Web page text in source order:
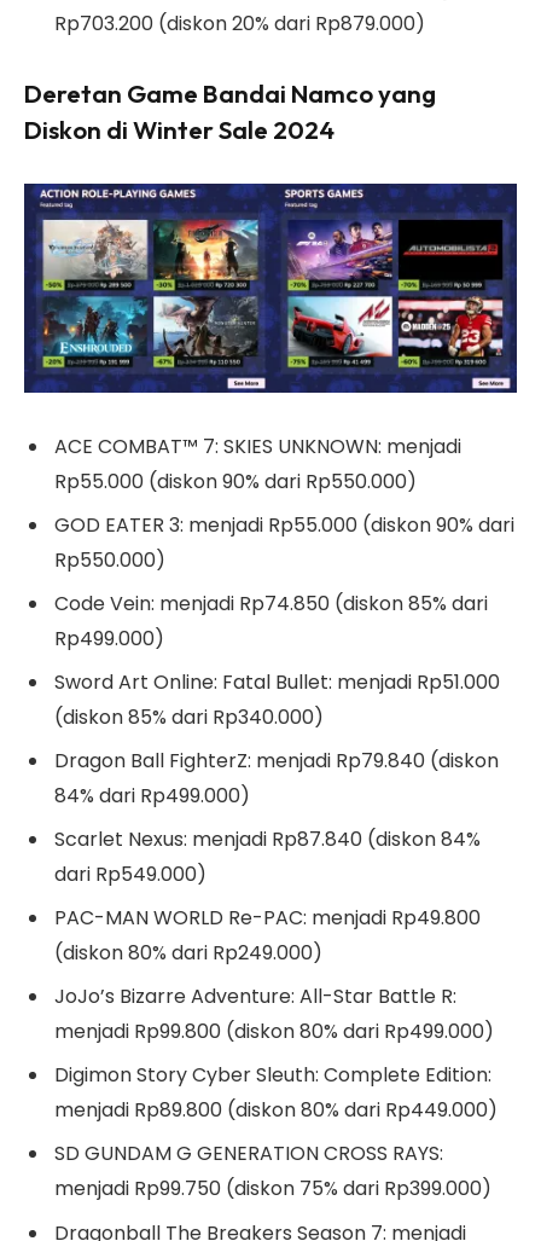
Rp703.200 (diskon 20% dari Rp879.000)
Deretan Game Bandai Namco yang
Diskon di Winter Sale 2024
ACE COMBAT™ 7: SKIES UNKNOWN: menjadi
Rp55.000 (diskon 90% dari Rp550.000)
GOD EATER 3: menjadi Rp55.000 (diskon 90% dari
Rp550.000)
Code Vein: menjadi Rp74.850 (diskon 85% dari
Rp499.000)
Sword Art Online: Fatal Bullet: menjadi Rp51.000
(diskon 85% dari Rp340.000)
Dragon Ball FighterZ: menjadi Rp79.840 (diskon
84% dari Rp499.000)
Scarlet Nexus: menjadi Rp87.840 (diskon 84%
dari Rp549.000)
PAC-MAN WORLD Re-PAC: menjadi Rp49.800
(diskon 80% dari Rp249.000)
JoJo’s Bizarre Adventure: All-Star Battle R:
menjadi Rp99.800 (diskon 80% dari Rp499.000)
Digimon Story Cyber Sleuth: Complete Edition:
menjadi Rp89.800 (diskon 80% dari Rp449.000)
SD GUNDAM G GENERATION CROSS RAYS:
menjadi Rp99.750 (diskon 75% dari Rp399.000)
Dragonball The Breakers Season 7: menjadi